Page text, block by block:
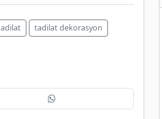
tadilat dekorasyon